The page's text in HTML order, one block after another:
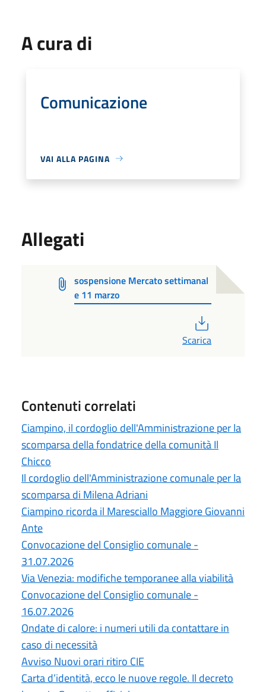
A cura di
Comunicazione
VAI ALLA PAGINA
Allegati
sospensione Mercato settimanal
e 11 marzo
Scarica
Contenuti correlati
Ciampino, il cordoglio dell'Amministrazione per la
scomparsa della fondatrice della comunità Il
Chicco
Il cordoglio dell'Amministrazione comunale per la
scomparsa di Milena Adriani
Ciampino ricorda il Maresciallo Maggiore Giovanni
Ante
Convocazione del Consiglio comunale -
31.07.2026
Via Venezia: modifiche temporanee alla viabilità
Convocazione del Consiglio comunale -
16.07.2026
Ondate di calore: i numeri utili da contattare in
caso di necessità
Avviso Nuovi orari ritiro CIE
Carta d’identità, ecco le nuove regole. Il decreto